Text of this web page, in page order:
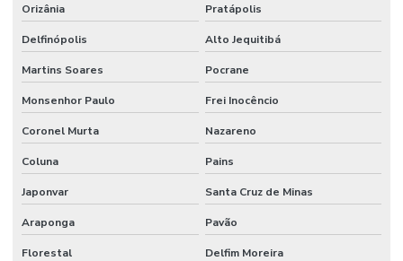
Orizânia Pratápolis
Delfinópolis Alto Jequitibá
Martins Soares Pocrane
Monsenhor Paulo Frei Inocêncio
Coronel Murta Nazareno
Coluna Pains
Japonvar Santa Cruz de Minas
Araponga Pavão
Florestal Delfim Moreira